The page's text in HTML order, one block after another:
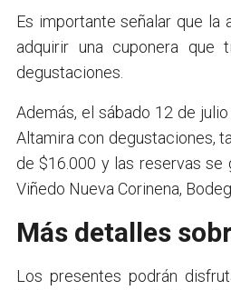
Es importante señalar que la
adquirir una cuponera
degustaciones.
Además, el sábado 12 de
Altamira con degustaciones,
de $16.000 y las reservas se
Viñedo Nueva Corinena,
Más detalles
Los presentes podrán